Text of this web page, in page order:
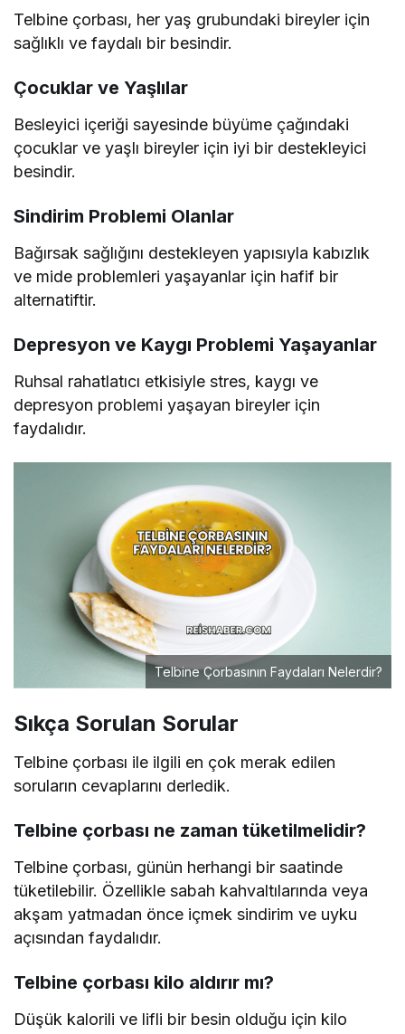
Telbine çorbası, her yaş grubundaki bireyler için
sağlıklı ve faydalı bir besindir.
Çocuklar ve Yaşlılar
Besleyici içeriği sayesinde büyüme çağındaki
çocuklar ve yaşlı bireyler için iyi bir destekleyici
besindir.
Sindirim Problemi Olanlar
Bağırsak sağlığını destekleyen yapısıyla kabızlık
ve mide problemleri yaşayanlar için hafif bir
alternatiftir.
Depresyon ve Kaygı Problemi Yaşayanlar
Ruhsal rahatlatıcı etkisiyle stres, kaygı ve
depresyon problemi yaşayan bireyler için
faydalıdır.
Telbine Çorbasının Faydaları Nelerdir?
Sıkça Sorulan Sorular
Telbine çorbası ile ilgili en çok merak edilen
soruların cevaplarını derledik.
Telbine çorbası ne zaman tüketilmelidir?
Telbine çorbası, günün herhangi bir saatinde
tüketilebilir. Özellikle sabah kahvaltılarında veya
akşam yatmadan önce içmek sindirim ve uyku
açısından faydalıdır.
Telbine çorbası kilo aldırır mı?
Düşük kalorili ve lifli bir besin olduğu için kilo